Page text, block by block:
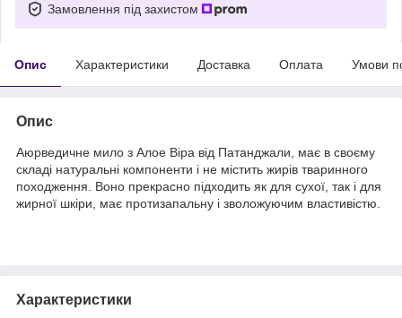
Замовлення під захистом
Опис Характеристики Доставка Оплата Умови
Опис
Аюрведичне мило з Алое Віра від Патанджали, має в своєму
складі натуральні компоненти і не містить жирів тваринного
походження. Воно прекрасно підходить як для сухої, так і для
жирної шкіри, має протизапальну і зволожуючим властивістю.
Характеристики